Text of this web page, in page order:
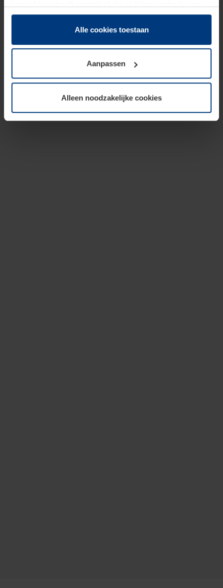
hun diensten hebben verzameld.
Juridisch hebben wij het recht om cookies op uw
van deze pagina's absoluut vereist is. Voor alle andere
soorten cookies is uw toestemming benodigd. Uw
toestemming kunt u op elk moment bij de uitleg van de
wijzigen of herroepen.
Alle cookies toestaan
Aanpassen
Alleen noodzakelijke cookies